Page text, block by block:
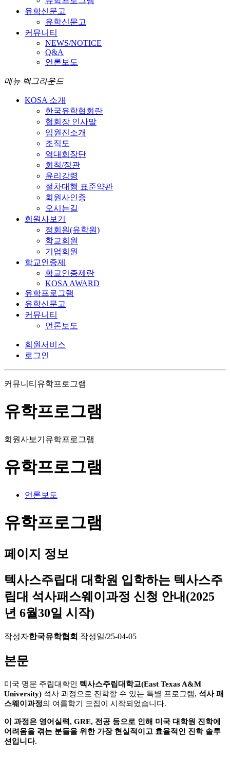
유학신문고
유학신문고
커뮤니티
NEWS/NOTICE
Q&A
언론보도
메뉴 백그라운드
KOSA 소개
한국유학협회란
협회장 인사말
임원진소개
조직도
역대회장단
회칙/정관
윤리강령
절차대행 표준약관
회원사인증
오시는길
회원사보기
정회원(유학원)
학교회원
기업회원
학교인증제
학교인증제란
KOSA AWARD
유학프로그램
유학신문고
커뮤니티
언론보도
회원서비스
로그인
커뮤니티 유학프로그램
유학프로그램
회원사보기 유학프로그램
유학프로그램
언론보도
유학프로그램
페이지 정보
텍사스주립대 대학원 입학하는 텍사스주
립대 석사패스웨이과정 신청 안내(2025
년 6월30일 시작)
작성자한국유학협회 작성일/25-04-05
본문
미국 명문 주립대학인 텍사스주립대학교(East Texas A&M
University) 석사 과정으로 진학할 수 있는 특별 프로그램, 석사 패
스웨이과정의 여름학기 모집이 시작되었습니다.
이 과정은 영어실력, GRE, 전공 등으로 인해 미국 대학원 진학에
어려움을 겪는 분들을 위한 가장 현실적이고 효율적인 진학 솔루
션입니다.